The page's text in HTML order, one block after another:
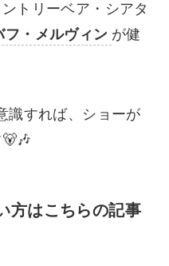
トリーベア・シアタ
フ・メルヴィン が健
識すれば、ショーが
方はこちらの記事